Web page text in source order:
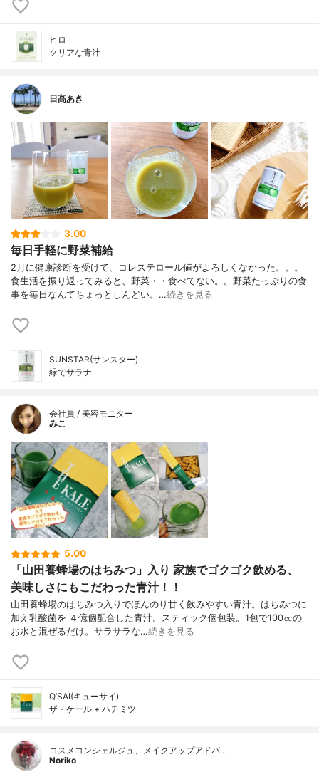
ヒロ
クリアな青汁
日高あき
3.00
毎日手軽に野菜補給
2月に健康診断を受けて、コレステロール値がよろしくなかった。。。
食生活を振り返ってみると、野菜・・食べてない。。野菜たっぷりの食
事を毎日なんてちょっとしんどい。…続きを見る
SUNSTAR(サンスター)
緑でサラナ
会社員 / 美容モニター
みこ
5.00
「山田養蜂場のはちみつ」入り 家族でゴクゴク飲める、
美味しさにもこだわった青汁！！
山田養蜂場のはちみつ入りでほんのり甘く飲みやすい青汁。はちみつに
加え乳酸菌を ４億個配合した青汁。スティック個包装。1包で100㏄の
お水と混ぜるだけ。サラサラな…続きを見る
Q’SAI(キューサイ)
ザ・ケール + ハチミツ
コスメコンシェルジュ、メイクアップアドバ…
Noriko